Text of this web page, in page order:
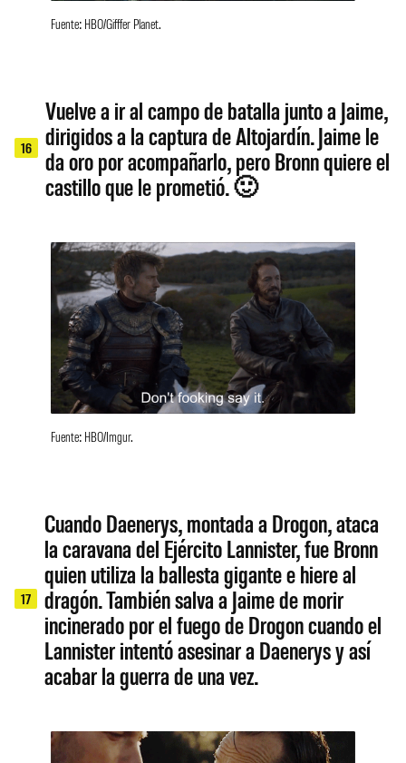
Fuente: HBO/Gifffer Planet.
16
Vuelve a ir al campo de batalla junto a Jaime,
dirigidos a la captura de Altojardín. Jaime le
da oro por acompañarlo, pero Bronn quiere el
castillo que le prometió. 🙂
Fuente: HBO/Imgur.
17
Cuando Daenerys, montada a Drogon, ataca
la caravana del Ejército Lannister, fue Bronn
quien utiliza la ballesta gigante e hiere al
dragón. También salva a Jaime de morir
incinerado por el fuego de Drogon cuando el
Lannister intentó asesinar a Daenerys y así
acabar la guerra de una vez.